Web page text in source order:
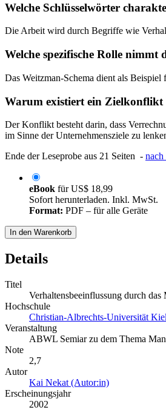
Welche Schlüsselwörter
Die Arbeit wird durch Begriffe wie
Welche spezifische Rolle nimmt
Das Weitzman-Schema dient als
Warum existiert ein Zielkonflikt
Der Konflikt besteht darin, dass
im Sinne der Unternehmensziele zu
Ende der Leseprobe aus 21 Seiten - nach
eBook fürUS$ 18,99
Sofort herunterladen. Inkl. MwSt.
Format: PDF – für alle Geräte
In den Warenkorb
Details
Titel
Verhaltensbeeinflussung durch
Hochschule
Christian-Albrechts-Universität
Veranstaltung
ABWL Semiar zu dem Thema
Note
2,7
Autor
Kai Nekat (Autor:in)
Erscheinungsjahr
2002